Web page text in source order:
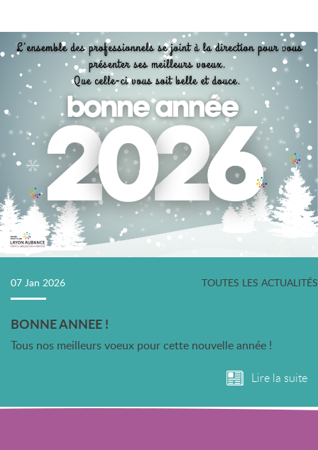
07 Jan 2026
BONNE ANNEE !
Tous nos meilleurs voeux pour cette nouvelle année !
TOUTES LES ACTUALITÉS
Lire la suite